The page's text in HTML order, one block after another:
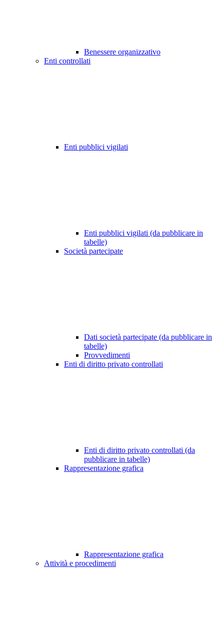
Benessere organizzativo
Enti controllati
Enti pubblici vigilati
Enti pubblici vigilati (da pubblicare in
tabelle)
Società partecipate
Dati società partecipate (da pubblicare in
tabelle)
Provvedimenti
Enti di diritto privato controllati
Enti di diritto privato controllati (da
pubblicare in tabelle)
Rappresentazione grafica
Rappresentazione grafica
Attività e procedimenti